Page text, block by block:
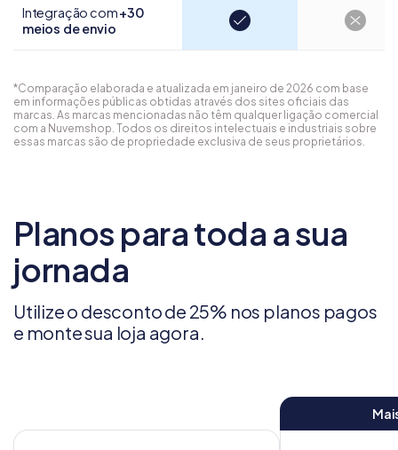
Integração com+30
meios de envio
*Comparação elaborada e atualizada em janeiro de 2026 com base
em informações públicas obtidas através dos sites oficiais das
marcas. As marcas mencionadas não têm qualquer ligação comercial
com a Nuvemshop. Todos os direitos intelectuais e industriais sobre
essas marcas são de propriedade exclusiva de seus proprietários.
Planos para toda a sua
jornada
Utilize o desconto de 25% nos planos pagos
e monte sua loja agora.